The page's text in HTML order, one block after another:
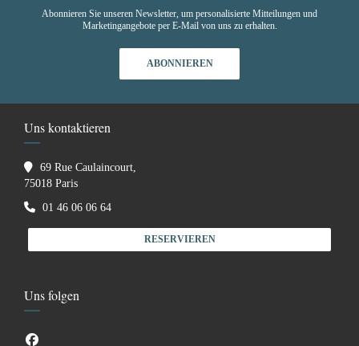
Abonnieren Sie unseren Newsletter, um personalisierte Mitteilungen und
Marketingangebote per E-Mail von uns zu erhalten.
ABONNIEREN
Uns kontaktieren
69 Rue Caulaincourt,
75018 Paris((öffnet ein neues Fenster))
01 46 06 06 64
RESERVIEREN
Uns folgen